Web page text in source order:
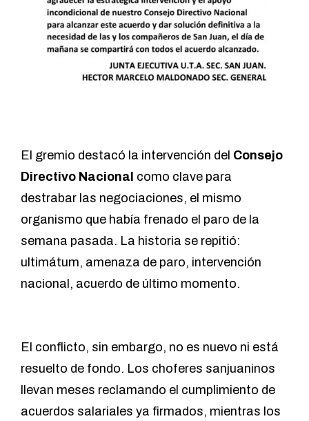
El gremio destacó la intervención del Consejo
Directivo Nacional como clave para
destrabar las negociaciones, el mismo
organismo que había frenado el paro de la
semana pasada. La historia se repitió:
ultimátum, amenaza de paro, intervención
nacional, acuerdo de último momento.
El conflicto, sin embargo, no es nuevo ni está
resuelto de fondo. Los choferes sanjuaninos
llevan meses reclamando el cumplimiento de
acuerdos salariales ya firmados, mientras los